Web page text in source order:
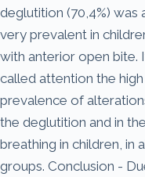
deglutition (70,4%) was
very prevalent in
with anterior open bite.
called attention the high
prevalence of
the deglutition and in the
breathing in children, in
groups. Conclusion -